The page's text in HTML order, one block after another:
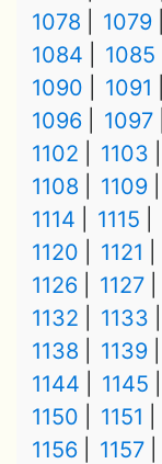
1078
1079
1084
1085
1090
1091
1096
1097
1102
1103
1108
1109
1114
1115
1120
1121
1126
1127
1132
1133
1138
1139
1144
1145
1150
1151
1156
1157